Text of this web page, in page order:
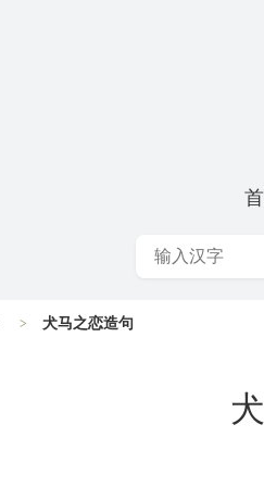
犬马之恋造句